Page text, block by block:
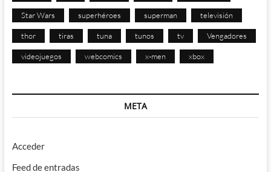
Star Wars superhéroes superman televisión
thor tiras tuna tunos tv Vengadores
videojuegos webcomics x-men xbox
META
Acceder
Feed de entradas